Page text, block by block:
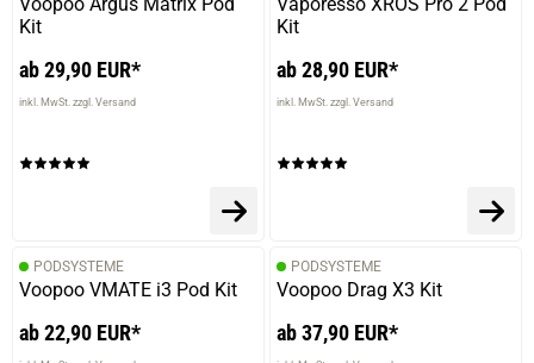
Voopoo Argus Matrix Pod
Kit
ab 29,90 EUR*
inkl. MwSt. zzgl. Versand
Vaporesso XROS Pro 2 Pod
Kit
ab 28,90 EUR*
inkl. MwSt. zzgl. Versand
PODSYSTEME
Voopoo VMATE i3 Pod Kit
ab 22,90 EUR*
PODSYSTEME
Voopoo Drag X3 Kit
ab 37,90 EUR*